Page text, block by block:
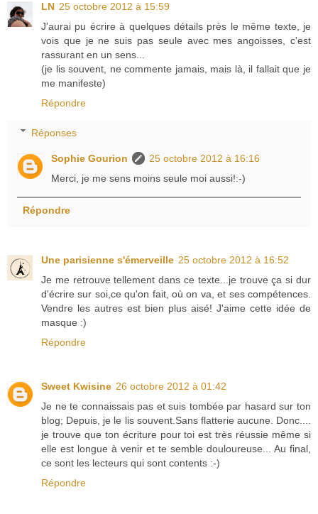
LN 25 octobre 2012 à 15:59
J'aurai pu écrire à quelques détails près le même texte, je
vois que je ne suis pas seule avec mes angoisses, c'est
rassurant en un sens...
(je lis souvent, ne commente jamais, mais là, il fallait que je
me manifeste)
Répondre
Réponses
Sophie Gourion
25 octobre 2012 à 16:16
Merci, je me sens moins seule moi aussi!:-)
Répondre
Une parisienne s'émerveille 25 octobre 2012 à 16:52
Je me retrouve tellement dans ce texte...je trouve ça si dur
d'écrire sur soi,ce qu'on fait, où on va, et ses compétences.
Vendre les autres est bien plus aisé! J'aime cette idée de
masque :)
Répondre
Sweet Kwisine 26 octobre 2012 à 01:42
Je ne te connaissais pas et suis tombée par hasard sur ton
blog; Depuis, je le lis souvent.Sans flatterie aucune. Donc....
je trouve que ton écriture pour toi est très réussie même si
elle est longue à venir et te semble douloureuse... Au final,
ce sont les lecteurs qui sont contents :-)
Répondre